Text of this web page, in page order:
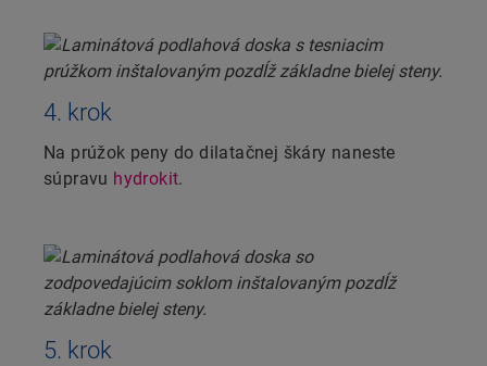
4. krok
Na prúžok peny do dilatačnej škáry naneste
súpravu hydrokit.
5. krok